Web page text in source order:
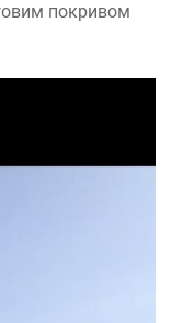
покривом